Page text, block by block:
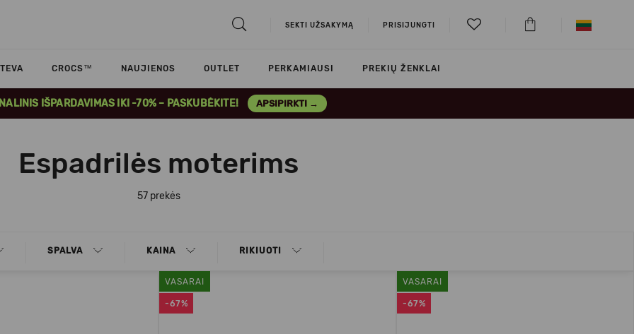
SEKTI UŽSAKYMĄ PRISIJUNGTI
TEVA CROCS™ NAUJIENOS OUTLET PERKAMIAUSI PREKIŲ ŽENKLAI
IŠPARDAVIMAS IKI -70% – PASKUBĖKITE! APSIPIRKTI →
Espadrilės moterims
57 prekės
SPALVA KAINA RIKIUOTI
-67%
VASARAI
-67%
VASARAI